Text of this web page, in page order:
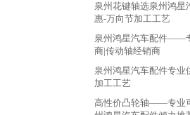
泉州花键轴选泉州鸿星
惠-万向节加工工艺
泉州鸿星汽车配件——
商|传动轴经销商
泉州鸿星汽车配件专业
加工工艺
高性价凸轮轴——专业